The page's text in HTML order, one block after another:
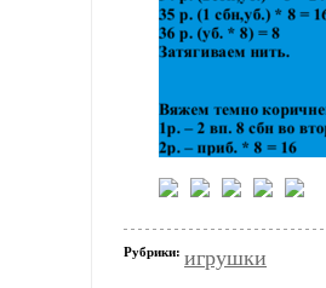
Рубрики: игрушки